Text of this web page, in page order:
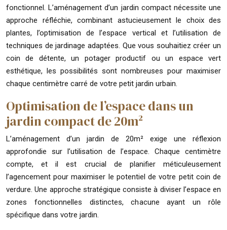
fonctionnel. L’aménagement d’un jardin compact nécessite une
approche réfléchie, combinant astucieusement le choix des
plantes, l’optimisation de l’espace vertical et l’utilisation de
techniques de jardinage adaptées. Que vous souhaitiez créer un
coin de détente, un potager productif ou un espace vert
esthétique, les possibilités sont nombreuses pour maximiser
chaque centimètre carré de votre petit jardin urbain.
Optimisation de l’espace dans un
jardin compact de 20m²
L’aménagement d’un jardin de 20m² exige une réflexion
approfondie sur l’utilisation de l’espace. Chaque centimètre
compte, et il est crucial de planifier méticuleusement
l’agencement pour maximiser le potentiel de votre petit coin de
verdure. Une approche stratégique consiste à diviser l’espace en
zones fonctionnelles distinctes, chacune ayant un rôle
spécifique dans votre jardin.